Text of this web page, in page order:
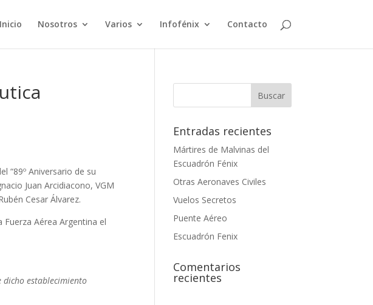
Inicio Nosotros Varios Infofénix Contacto
“89º Aniversario de su
Juan Arcidiacono, VGM
Cesar Álvarez.
Fuerza Aérea Argentina el
dicho establecimiento
Entradas recientes
Mártires de Malvinas del
Escuadrón Fénix
Otras Aeronaves Civiles
Vuelos Secretos
Puente Aéreo
Escuadrón Fenix
Comentarios
recientes